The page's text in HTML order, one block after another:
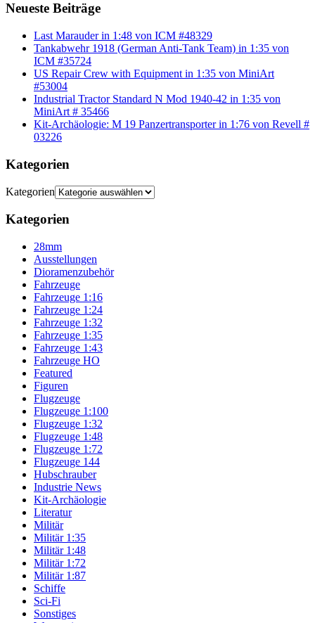
Neueste Beiträge
Last Marauder in 1:48 von ICM #48329
Tankabwehr 1918 (German Anti-Tank Team) in 1:35 von
ICM #35724
US Repair Crew with Equipment in 1:35 von MiniArt
#53004
Industrial Tractor Standard N Mod 1940-42 in 1:35 von
MiniArt # 35466
Kit-Archäologie: M 19 Panzertransporter in 1:76 von Revell #
03226
Kategorien
Kategorien
Kategorien
28mm
Ausstellungen
Dioramenzubehör
Fahrzeuge
Fahrzeuge 1:16
Fahrzeuge 1:24
Fahrzeuge 1:32
Fahrzeuge 1:35
Fahrzeuge 1:43
Fahrzeuge HO
Featured
Figuren
Flugzeuge
Flugzeuge 1:100
Flugzeuge 1:32
Flugzeuge 1:48
Flugzeuge 1:72
Flugzeuge 144
Hubschrauber
Industrie News
Kit-Archäologie
Literatur
Militär
Militär 1:35
Militär 1:48
Militär 1:72
Militär 1:87
Schiffe
Sci-Fi
Sonstiges